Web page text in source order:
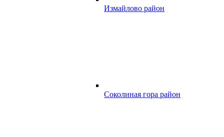
Измайлово район
Соколиная гора район